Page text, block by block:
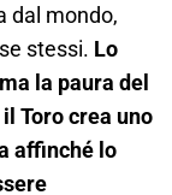
dal mondo,
stessi. Lo
la paura del
Toro crea uno
affinché lo